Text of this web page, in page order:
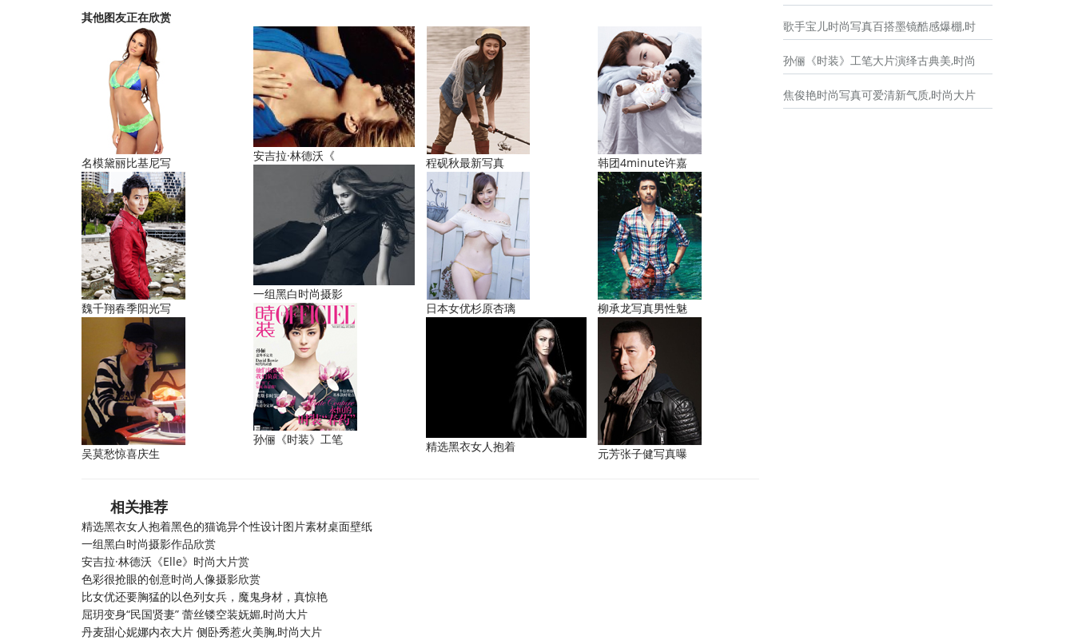
其他图友正在欣赏
名模黛丽比基尼写
魏千翔春季阳光写
吴莫愁惊喜庆生
安吉拉·林德沃《
一组黑白时尚摄影
孙俪《时装》工笔
程砚秋最新写真
日本女优杉原杏璃
精选黑衣女人抱着
韩团4minute许嘉
柳承龙写真男性魅
元芳张子健写真曝
相关推荐
精选黑衣女人抱着黑色的猫诡异个性设计图片素材桌面壁纸
一组黑白时尚摄影作品欣赏
安吉拉·林德沃《Elle》时尚大片赏
色彩很抢眼的创意时尚人像摄影欣赏
比女优还要胸猛的以色列女兵，魔鬼身材，真惊艳
屈玥变身“民国贤妻” 蕾丝镂空装妩媚,时尚大片
丹麦甜心妮娜内衣大片 侧卧秀惹火美胸,时尚大片
歌手宝儿时尚写真百搭墨镜酷感爆棚,时
孙俪《时装》工笔大片演绎古典美,时尚
焦俊艳时尚写真可爱清新气质,时尚大片